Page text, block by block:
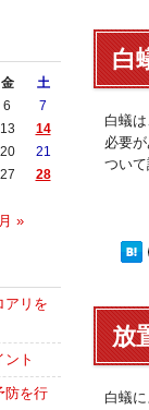
白
解
白蟻
必要
つい
放
白蟻
金 土
»
6
7
13
14
20
21
27
28
アリを
ト
防を行